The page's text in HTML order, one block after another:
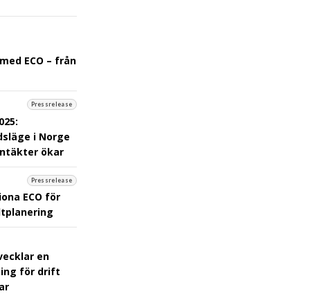
ECO – från
Pressrelease
i Norge
ökar
Pressrelease
ECO för
en
för drift